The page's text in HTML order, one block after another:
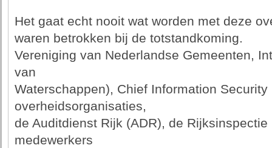
Het gaat echt nooit wat worden met deze
waren betrokken bij de totstandkoming.
Vereniging van Nederlandse Gemeenten,
van
Waterschappen), Chief Information Security
overheidsorganisaties,
de Auditdienst Rijk (ADR), de
medewerkers